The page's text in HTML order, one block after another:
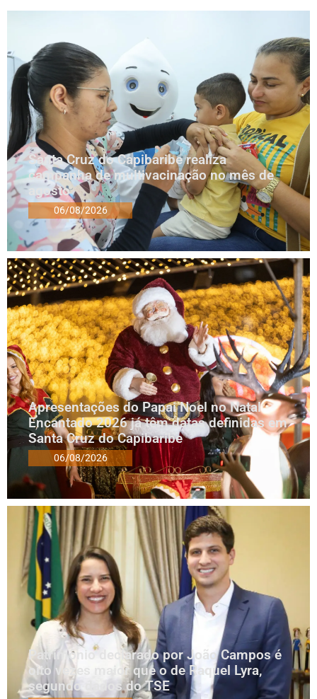
Santa Cruz do Capibaribe realiza
campanha de multivacinação no mês de
agosto
06/08/2026
Apresentações do Papai Noel no Natal
Encantado 2026 já têm datas definidas em
Santa Cruz do Capibaribe
06/08/2026
Patrimônio declarado por João Campos é
oito vezes maior que o de Raquel Lyra,
segundo dados do TSE